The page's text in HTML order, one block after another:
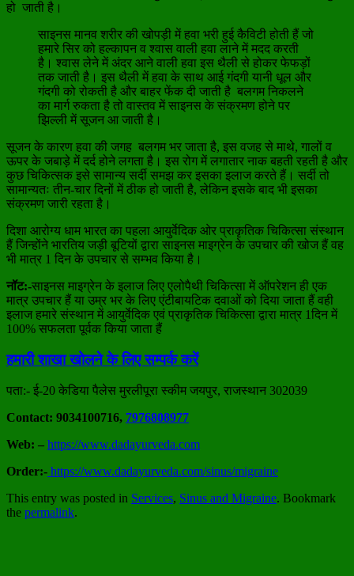
हो जाती है।
साइनस मानव शरीर की खोपड़ी में हवा भरी हुई कैविटी होती हैं जो
हमारे सिर को हल्कापन व श्वास वाली हवा लाने में मदद करती
है। श्वास लेने में अंदर आने वाली हवा इस थैली से होकर फेफड़ों
तक जाती है। इस थैली में हवा के साथ आई गंदगी यानी धूल और
गंदगी को रोकती है और बाहर फेंक दी जाती है बलगम निकलने
का मार्ग रुकता है तो वास्तव में साइनस के संक्रमण होने पर
झिल्ली में सूजन आ जाती है।
सूजन के कारण हवा की जगह बलगम भर जाता है, इस वजह से माथे, गालों व
ऊपर के जबाड़े में दर्द होने लगता है। इस रोग में लगातार नाक बहती रहती है और
कुछ चिकित्सक इसे सामान्य सर्दी समझ कर इसका इलाज करते हैं। सर्दी तो
सामान्यतः तीन-चार दिनों में ठीक हो जाती है, लेकिन इसके बाद भी इसका
संक्रमण जारी रहता है।
दिशा आरोग्य धाम भारत का पहला आयुर्वेदिक ओर प्राकृतिक चिकित्सा संस्थान
हैं जिन्होंने भारतिय जड़ी बूटियों द्वारा साइनस माइग्रेन के उपचार की खोज हैं वह
भी मात्र 1 दिन के उपचार से सम्भव किया है।
नॉट:-साइनस माइग्रेन के इलाज लिए एलोपैथी चिकित्सा में ऑपरेशन ही एक
मात्र उपचार हैं या उम्र भर के लिए एंटीबायटिक दवाओं को दिया जाता हैं वही
इलाज हमारे संस्थान में आयुर्वेदिक एवं प्राकृतिक चिकित्सा द्वारा मात्र 1दिन में
100% सफलता पूर्वक किया जाता हैं
हमारी शाखा खोलने के लिए सम्पर्क करें
पता:- ई-20 केडिया पैलेस मुरलीपूरा स्कीम जयपुर, राजस्थान 302039
Contact: 9034100716, 7976808977
Web: – https://www.dadayurveda.com
Order:- https://www.dadayurveda.com/sinus/migraine
This entry was posted in Services, Sinus and Migraine. Bookmark
the permalink.